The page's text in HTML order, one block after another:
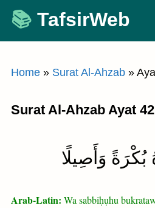
Skip
content
TafsirWeb
Home » Surat Al-Ahzab »
Surat Al-Ahzab Ayat 42
وَأَصِيلًا
Arab-Latin: Wa sabbiḥụhu